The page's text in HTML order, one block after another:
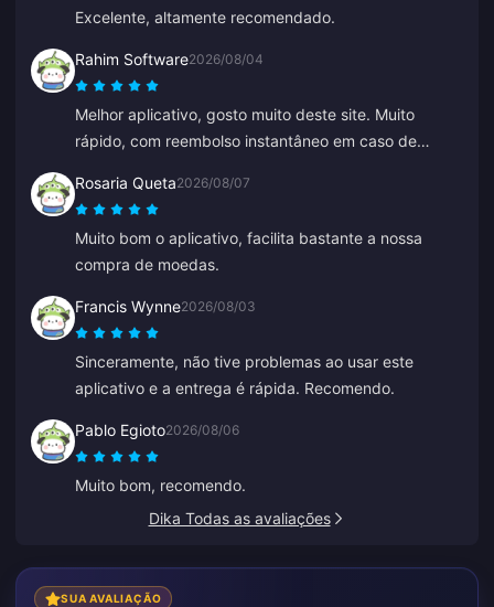
Excelente, altamente recomendado.
Rahim Software2026/08/04
Melhor aplicativo, gosto muito deste site. Muito
rápido, com reembolso instantâneo em caso de
Rosaria Queta2026/08/07
Muito bom o aplicativo, facilita bastante a nossa
compra de moedas.
Francis Wynne2026/08/03
Sinceramente, não tive problemas ao usar este
aplicativo e a entrega é rápida. Recomendo.
Pablo Egioto2026/08/06
Muito bom, recomendo.
Dika Todas as avaliações
SUA AVALIAÇÃO